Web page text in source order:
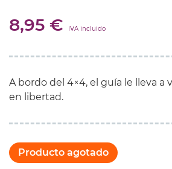
8,95 € IVA incluido
A bordo del 4×4, el guía le lleva a
en libertad.
Producto agotado